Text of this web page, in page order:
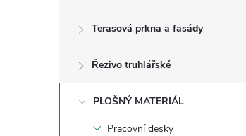
Terasová prkna a fasády
Řezivo truhlářské
PLOŠNÝ MATERIÁL
Pracovní desky